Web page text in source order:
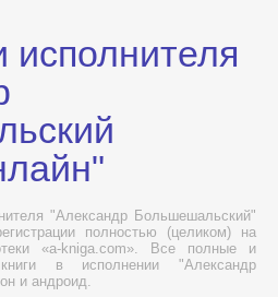
исполнителя
"Александр Большешальский"
полностью (целиком) на
«a-kniga.com». Все полные и
в исполнении "Александр
и андроид.